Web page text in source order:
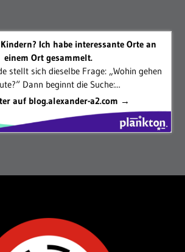
Ich habe interessante Orte an
einem Ort gesammelt.
stellt sich dieselbe Frage: „Wohin gehen
Dann beginnt die Suche:...
auf blog.alexander-a2.com →